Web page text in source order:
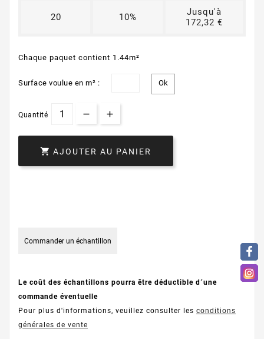
20 10%
Jusqu'à
172,32 €
Chaque paquet contient 1.44m²
Surface voulue en m² :
Quantité
 AJOUTER AU PANIER
Commander un échantillon
Le coût des échantillons pourra être déductible d´une
commande éventuelle
Pour plus d'informations, veuillez consulter les conditions
générales de vente